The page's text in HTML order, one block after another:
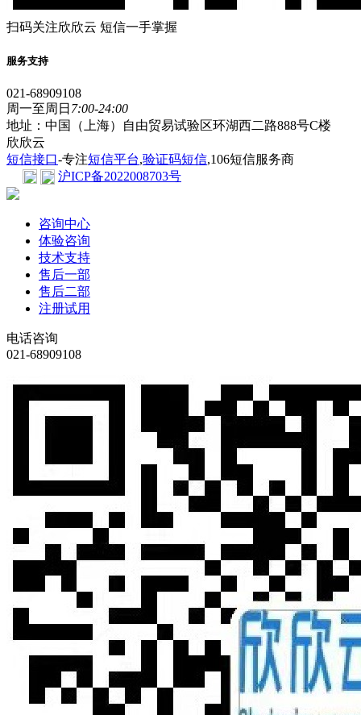
扫码关注欣欣云 短信一手掌握
服务支持
021-68909108
周一至周日 7:00-24:00
地址：中国（上海）自由贸易试验区环湖西二路888号C楼
欣欣云
短信接口-专注短信平台,验证码短信,106短信服务商
沪ICP备2022008703号
咨询中心
体验咨询
技术支持
售后一部
售后二部
注册试用
电话咨询
021-68909108